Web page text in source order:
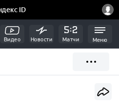
Видео Новости Матчи Меню